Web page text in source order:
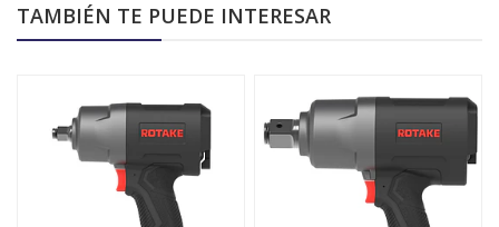
TAMBIÉN TE PUEDE INTERESAR